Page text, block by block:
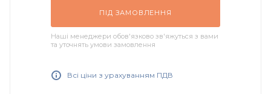
ПІД ЗАМОВЛЕННЯ
Наші менеджери обов'язково зв'яжуться з вами
та уточнять умови замовлення
Всі ціни з урахуванням ПДВ